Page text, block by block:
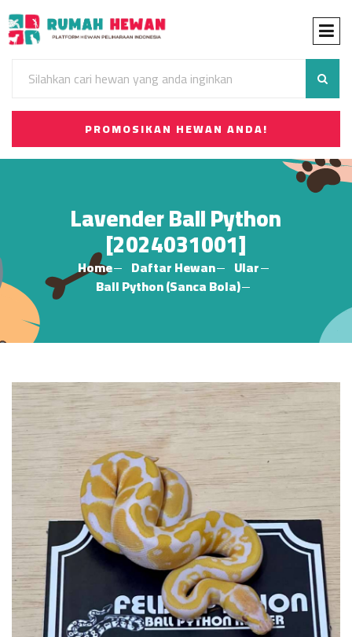
PROMOSIKAN HEWAN ANDA!
Lavender Ball Python
[2024031001]
Home Daftar Hewan
Ular
Ball Python (Sanca Bola)